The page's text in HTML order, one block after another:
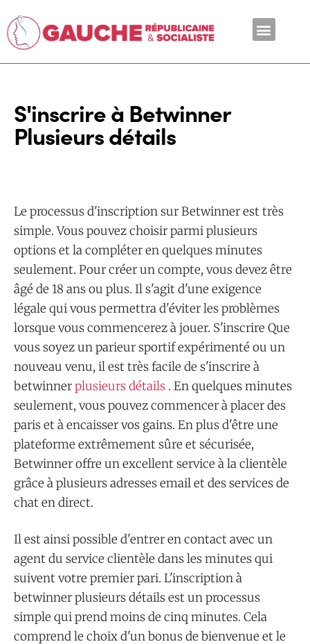
S'inscrire à Betwinner
Plusieurs détails
Le processus d'inscription sur Betwinner est très
simple. Vous pouvez choisir parmi plusieurs
options et la compléter en quelques minutes
seulement. Pour créer un compte, vous devez être
âgé de 18 ans ou plus. Il s'agit d'une exigence
légale qui vous permettra d'éviter les problèmes
lorsque vous commencerez à jouer. S'inscrire Que
vous soyez un parieur sportif expérimenté ou un
nouveau venu, il est très facile de s'inscrire à
betwinnerplusieurs détails . En quelques minutes
seulement, vous pouvez commencer à placer des
paris et à encaisser vos gains. En plus d'être une
plateforme extrêmement sûre et sécurisée,
Betwinner offre un excellent service à la clientèle
grâce à plusieurs adresses email et des services de
chat en direct.
Il est ainsi possible d'entrer en contact avec un
agent du service clientèle dans les minutes qui
suivent votre premier pari. L'inscription à
betwinner plusieurs détails est un processus
simple qui prend moins de cinq minutes. Cela
comprend le choix d'un bonus de bienvenue et le